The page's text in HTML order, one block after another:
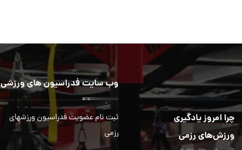
چرا امروز یادگیری
ورزش‌های رزمی
وب سایت فدراسیون های ورزشی
ثبت نام عضویت فدراسیون ورزشهای
رزمی